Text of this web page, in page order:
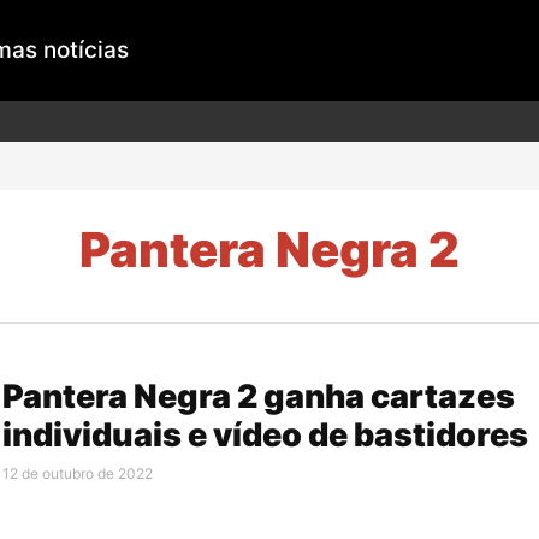
notícias
Pantera Negra 2
Pantera Negra 2 ganha cartazes
individuais e vídeo de bastidores
12 de outubro de 2022